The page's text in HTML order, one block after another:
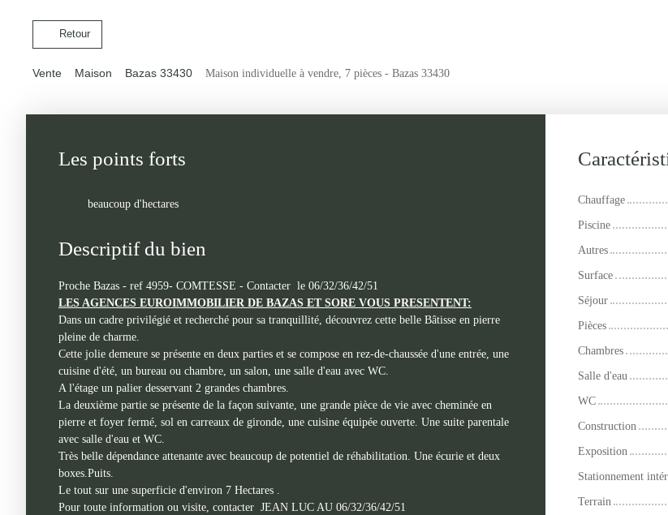
Retour
Vente Maison Bazas 33430 Maison individuelle à vendre, 7 pièces - Bazas 33430
Les points forts
beaucoup d'hectares
Descriptif du bien
Proche Bazas - ref 4959- COMTESSE - Contacter le 06/32/36/42/51
LES AGENCES EUROIMMOBILIER DE BAZAS ET SORE VOUS PRESENTENT:
Dans un cadre privilégié et recherché pour sa tranquillité, découvrez cette belle Bâtisse en pierre
pleine de charme.
Cette jolie demeure se présente en deux parties et se compose en rez-de-chaussée d'une entrée, une
cuisine d'été, un bureau ou chambre, un salon, une salle d'eau avec WC.
A l'étage un palier desservant 2 grandes chambres.
La deuxième partie se présente de la façon suivante, une grande pièce de vie avec cheminée en
pierre et foyer fermé, sol en carreaux de gironde, une cuisine équipée ouverte. Une suite parentale
avec salle d'eau et WC.
Très belle dépendance attenante avec beaucoup de potentiel de réhabilitation. Une écurie et deux
boxes.Puits.
Le tout sur une superficie d'environ 7 Hectares .
Pour toute information ou visite, contacter JEAN LUC AU 06/32/36/42/51
Chauffage
Piscine
Autres
Surface
Séjour
Pièces
Chambres
Salle d'eau
WC
Construction
Exposition
Stationnement
Terrain